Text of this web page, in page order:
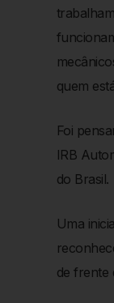
quem
Foi
IRB
do Brasil.
Uma
de frente